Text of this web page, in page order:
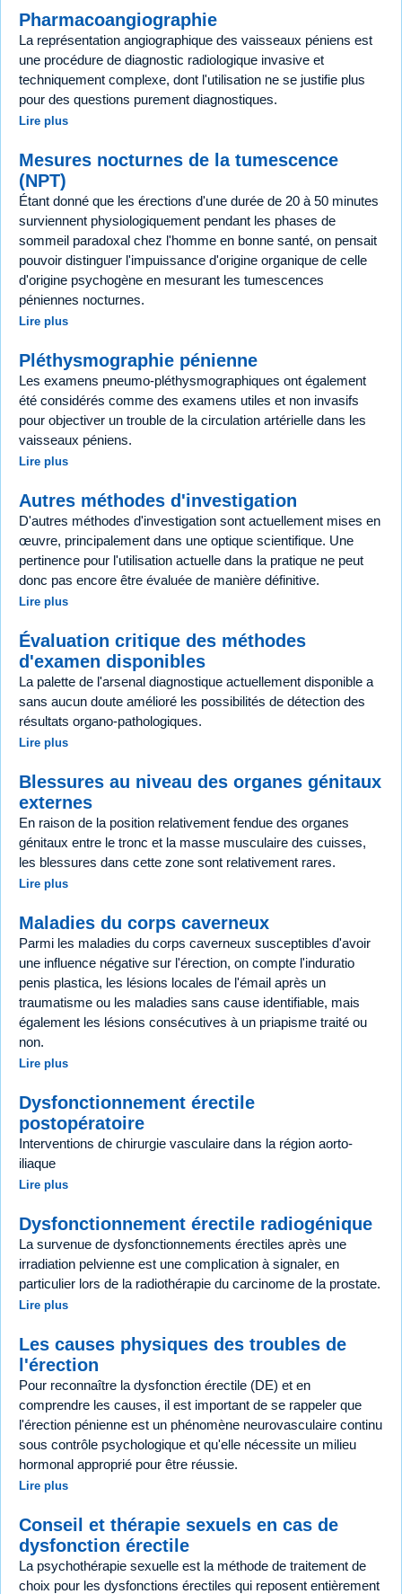
Pharmacoangiographie
La représentation angiographique des vaisseaux péniens est
une procédure de diagnostic radiologique invasive et
techniquement complexe, dont l'utilisation ne se justifie plus
pour des questions purement diagnostiques.
Lire plus
Mesures nocturnes de la tumescence
(NPT)
Étant donné que les érections d'une durée de 20 à 50 minutes
surviennent physiologiquement pendant les phases de
sommeil paradoxal chez l'homme en bonne santé, on pensait
pouvoir distinguer l'impuissance d'origine organique de celle
d'origine psychogène en mesurant les tumescences
péniennes nocturnes.
Lire plus
Pléthysmographie pénienne
Les examens pneumo-pléthysmographiques ont également
été considérés comme des examens utiles et non invasifs
pour objectiver un trouble de la circulation artérielle dans les
vaisseaux péniens.
Lire plus
Autres méthodes d'investigation
D'autres méthodes d'investigation sont actuellement mises en
œuvre, principalement dans une optique scientifique. Une
pertinence pour l'utilisation actuelle dans la pratique ne peut
donc pas encore être évaluée de manière définitive.
Lire plus
Évaluation critique des méthodes
d'examen disponibles
La palette de l'arsenal diagnostique actuellement disponible a
sans aucun doute amélioré les possibilités de détection des
résultats organo-pathologiques.
Lire plus
Blessures au niveau des organes génitaux
externes
En raison de la position relativement fendue des organes
génitaux entre le tronc et la masse musculaire des cuisses,
les blessures dans cette zone sont relativement rares.
Lire plus
Maladies du corps caverneux
Parmi les maladies du corps caverneux susceptibles d'avoir
une influence négative sur l'érection, on compte l'induratio
penis plastica, les lésions locales de l'émail après un
traumatisme ou les maladies sans cause identifiable, mais
également les lésions consécutives à un priapisme traité ou
non.
Lire plus
Dysfonctionnement érectile
postopératoire
Interventions de chirurgie vasculaire dans la région aorto-
iliaque
Lire plus
Dysfonctionnement érectile radiogénique
La survenue de dysfonctionnements érectiles après une
irradiation pelvienne est une complication à signaler, en
particulier lors de la radiothérapie du carcinome de la prostate.
Lire plus
Les causes physiques des troubles de
l'érection
Pour reconnaître la dysfonction érectile (DE) et en
comprendre les causes, il est important de se rappeler que
l'érection pénienne est un phénomène neurovasculaire continu
sous contrôle psychologique et qu'elle nécessite un milieu
hormonal approprié pour être réussie.
Lire plus
Conseil et thérapie sexuels en cas de
dysfonction érectile
La psychothérapie sexuelle est la méthode de traitement de
choix pour les dysfonctions érectiles qui reposent entièrement